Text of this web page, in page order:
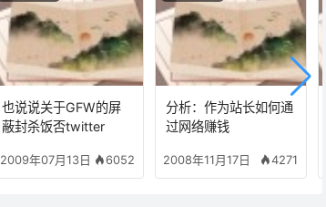
也说说关于GFW的屏
蔽封杀饭否twitter
2009年07月13日 6052
分析：作为站长如何通
过网络赚钱
2008年11月17日 4271